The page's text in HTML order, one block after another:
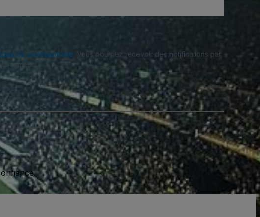
de confidentialité . Vous pourriez recevoir des notifications par
moment.